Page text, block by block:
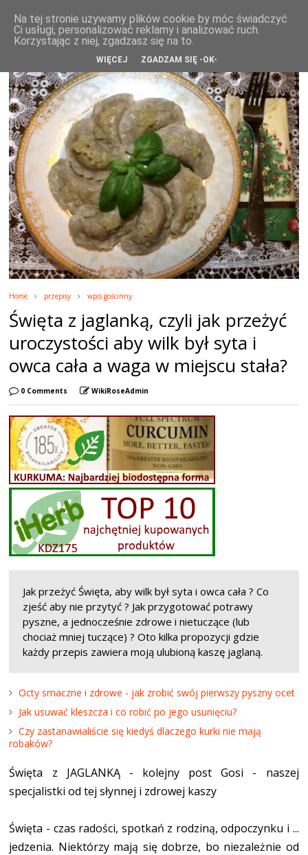
WikiRose blog
Home przepisy wpis gościnny
Święta z jaglanką, czyli jak przeżyć
uroczystości aby wilk był syta i
owca cała a waga w miejscu stała?
0 Comments WikiRoseAdmin
Jak przeżyć Święta, aby wilk był syta i owca cała ? Co
zjeść aby nie przytyć ? Jak przygotować potrawy
pyszne, a jednocześnie zdrowe i nietuczące (lub
chociaż mniej tuczące) ? Oto kilka propozycji gdzie
każdy przepis zawiera moją ulubioną kaszę jaglaną.
Octy smaczne i zdrowe - jak zrobić swój pierwszy pyszny ocet
Jak usuwać kleszcza i co robić po jego usunięciu?
Czy zastanawialiście się kiedyś dlaczego kurki nie mają
robaków?
Święta z JAGLANKĄ - kolejny post Gosi - naszej
specjalistki od tej słynnej i zdrowej kaszy
Święta - czas radości, spotkań z rodziną, odpoczynku i ...
jedzenia. Niektórzy mają się dobrze, bo niezależnie od
Na tej stronie używamy plików cookie by móc świadczyć
Ci usługi, personalizować reklamy i analizować ruch.
Korzystając z niej, zgadzasz się na to.
WIĘCEJ ZGADZAM SIĘ -OK-